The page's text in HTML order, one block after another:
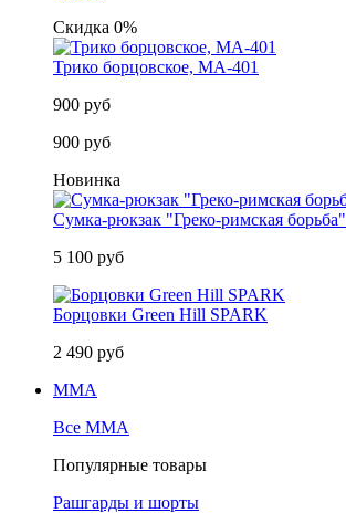
Скидка 0%
Трико борцовское, MA-401
900 руб
900 руб
Новинка
Сумка-рюкзак "Греко-римская борьба"
5 100 руб
Борцовки Green Hill SPARK
2 490 руб
MMA
Все MMA
Популярные товары
Рашгарды и шорты